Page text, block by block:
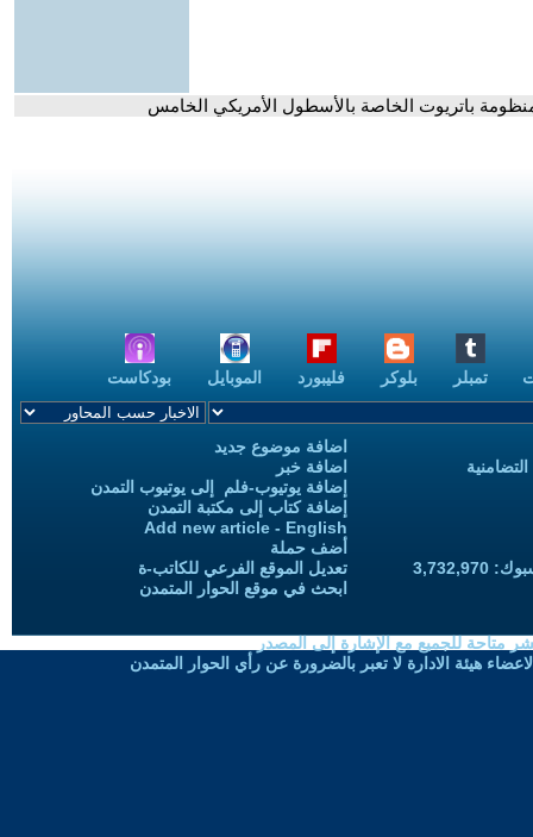
باتريوت الخاصة بالأسطول الأمريكي الخامس
تمبلر بلوكر فليبورد الموبايل بودكاست
اضافة موضوع جديد
اضافة خبر
إضافة يوتيوب-فلم إلى يوتيوب التمدن
إضافة كتاب إلى مكتبة التمدن
Add new article - English
أضف حملة
تعديل الموقع الفرعي للكاتب-ة
ابحث في موقع الحوار المتمدن
متاحة للجميع مع الإشارة إلى المصدر
هيئة الادارة لا تعبر بالضرورة عن رأي الحوار المتمدن